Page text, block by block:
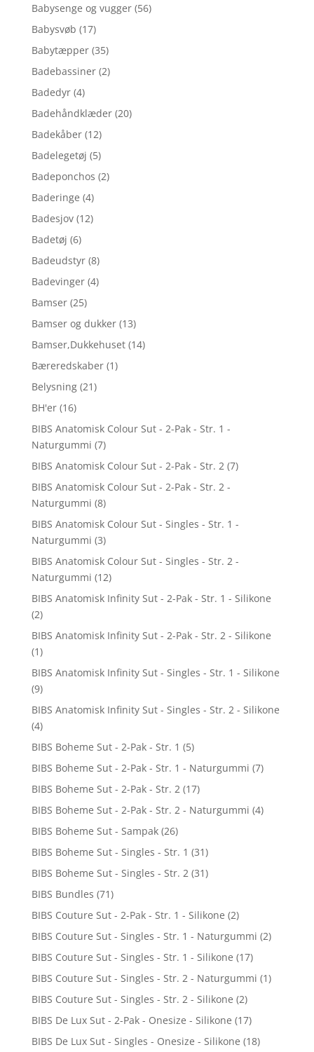
Babysenge og vugger (56)
Babysvøb (17)
Babytæpper (35)
Badebassiner (2)
Badedyr (4)
Badehåndklæder (20)
Badekåber (12)
Badelegetøj (5)
Badeponchos (2)
Baderinge (4)
Badesjov (12)
Badetøj (6)
Badeudstyr (8)
Badevinger (4)
Bamser (25)
Bamser og dukker (13)
Bamser,Dukkehuset (14)
Bæreredskaber (1)
Belysning (21)
BH'er (16)
BIBS Anatomisk Colour Sut - 2-Pak - Str. 1 -
Naturgummi (7)
BIBS Anatomisk Colour Sut - 2-Pak - Str. 2 (7)
BIBS Anatomisk Colour Sut - 2-Pak - Str. 2 -
Naturgummi (8)
BIBS Anatomisk Colour Sut - Singles - Str. 1 -
Naturgummi (3)
BIBS Anatomisk Colour Sut - Singles - Str. 2 -
Naturgummi (12)
BIBS Anatomisk Infinity Sut - 2-Pak - Str. 1 - Silikone
(2)
BIBS Anatomisk Infinity Sut - 2-Pak - Str. 2 - Silikone
(1)
BIBS Anatomisk Infinity Sut - Singles - Str. 1 - Silikone
(9)
BIBS Anatomisk Infinity Sut - Singles - Str. 2 - Silikone
(4)
BIBS Boheme Sut - 2-Pak - Str. 1 (5)
BIBS Boheme Sut - 2-Pak - Str. 1 - Naturgummi (7)
BIBS Boheme Sut - 2-Pak - Str. 2 (17)
BIBS Boheme Sut - 2-Pak - Str. 2 - Naturgummi (4)
BIBS Boheme Sut - Sampak (26)
BIBS Boheme Sut - Singles - Str. 1 (31)
BIBS Boheme Sut - Singles - Str. 2 (31)
BIBS Bundles (71)
BIBS Couture Sut - 2-Pak - Str. 1 - Silikone (2)
BIBS Couture Sut - Singles - Str. 1 - Naturgummi (2)
BIBS Couture Sut - Singles - Str. 1 - Silikone (17)
BIBS Couture Sut - Singles - Str. 2 - Naturgummi (1)
BIBS Couture Sut - Singles - Str. 2 - Silikone (2)
BIBS De Lux Sut - 2-Pak - Onesize - Silikone (17)
BIBS De Lux Sut - Singles - Onesize - Silikone (18)